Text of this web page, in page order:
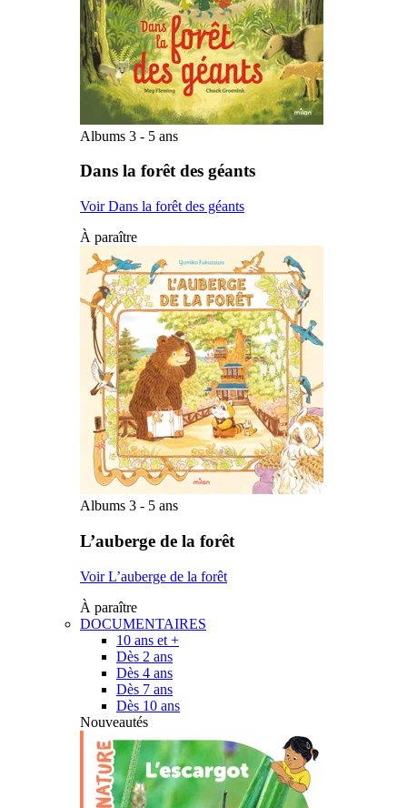
Albums 3 - 5 ans
Dans la forêt des géants
Voir Dans la forêt des géants
À paraître
Albums 3 - 5 ans
L’auberge de la forêt
Voir L’auberge de la forêt
À paraître
DOCUMENTAIRES
10 ans et +
Dès 2 ans
Dès 4 ans
Dès 7 ans
Dès 10 ans
Nouveautés